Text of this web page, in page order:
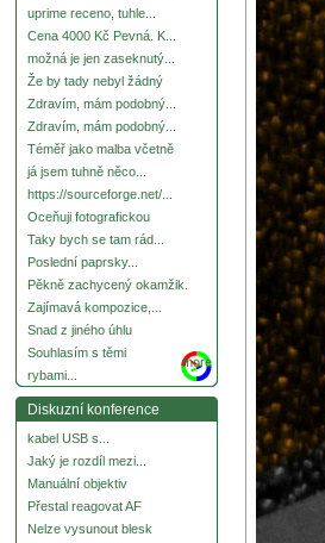
uprime receno, tuhle...
Cena 4000 Kč Pevná. K...
možná je jen zaseknutý...
Že by tady nebyl žádný
Zdravím, mám podobný...
Zdravím, mám podobný...
Téměř jako malba včetně
já jsem tuhně něco...
https://sourceforge.net/...
Oceňuji fotografickou
Taky bych se tam rád...
Poslední paprsky...
Pěkně zachycený okamžik.
Zajímavá kompozice,...
Snad z jiného úhlu
Souhlasím s těmi
rybami...
more
Diskuzní konference
kabel USB s...
Jaký je rozdíl mezi...
Manuální objektiv
Přestal reagovat AF
Nelze vysunout blesk